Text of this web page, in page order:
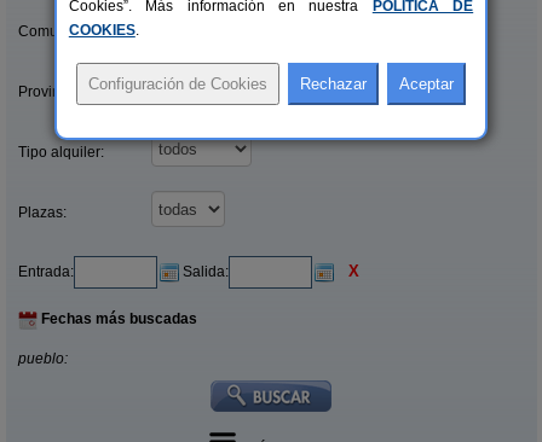
Comunidades:
Provincias/Islas:
Tipo alquiler:
Plazas:
Entrada: Salida: X
Fechas más buscadas
pueblo:
Cookies”. Más información en nuestra
POLÍTICA DE
COOKIES.